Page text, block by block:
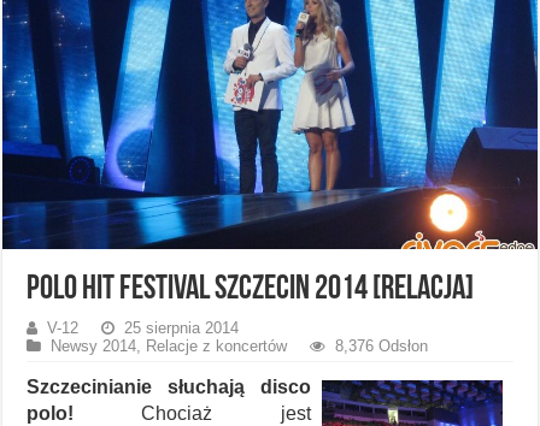
Polo Hit Festival Szczecin 2014 [relacja]
V-12
25 sierpnia 2014
Newsy 2014, Relacje z koncertów 8,376 Odsłon
Szczecinianie słuchają disco
polo! Chociaż jest